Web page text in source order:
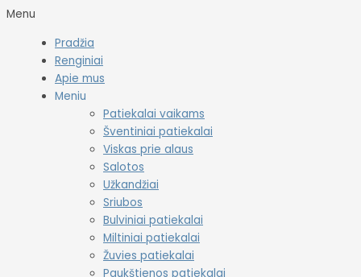
Menu
Pradžia
Renginiai
Apie mus
Meniu
Patiekalai vaikams
Šventiniai patiekalai
Viskas prie alaus
Salotos
Užkandžiai
Sriubos
Bulviniai patiekalai
Miltiniai patiekalai
Žuvies patiekalai
Paukštienos patiekalai